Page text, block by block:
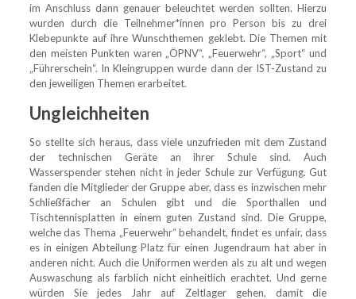
im Anschluss dann genauer beleuchtet werden sollten. Hierzu
wurden durch die Teilnehmer*innen pro Person bis zu drei
Klebepunkte auf ihre Wunschthemen geklebt. Die Themen mit
den meisten Punkten waren „ÖPNV“, „Feuerwehr“, „Sport“ und
„Führerschein“. In Kleingruppen wurde dann der IST-Zustand zu
den jeweiligen Themen erarbeitet.
Ungleichheiten
So stellte sich heraus, dass viele unzufrieden mit dem Zustand
der technischen Geräte an ihrer Schule sind. Auch
Wasserspender stehen nicht in jeder Schule zur Verfügung. Gut
fanden die Mitglieder der Gruppe aber, dass es inzwischen mehr
Schließfächer an Schulen gibt und die Sporthallen und
Tischtennisplatten in einem guten Zustand sind. Die Gruppe,
welche das Thema „Feuerwehr“ behandelt, findet es unfair, dass
es in einigen Abteilung Platz für einen Jugendraum hat aber in
anderen nicht. Auch die Uniformen werden als zu alt und wegen
Auswaschung als farblich nicht einheitlich erachtet. Und gerne
würden Sie jedes Jahr auf Zeltlager gehen, damit die